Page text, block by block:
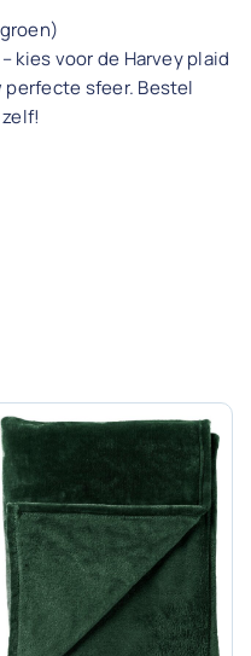
kies voor de Harvey plaid
perfecte sfeer. Bestel